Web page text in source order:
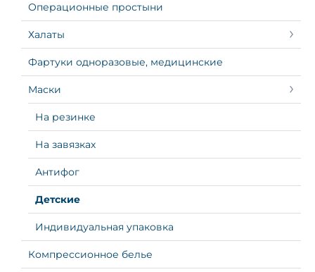
Операционные простыни
Халаты
Фартуки одноразовые, медицинские
Маски
На резинке
На завязках
Антифог
Детские
Индивидуальная упаковка
Компрессионное белье